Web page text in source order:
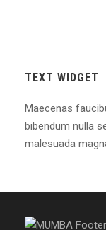
TEXT WIDGET
Maecenas
bibendum nulla
malesuada